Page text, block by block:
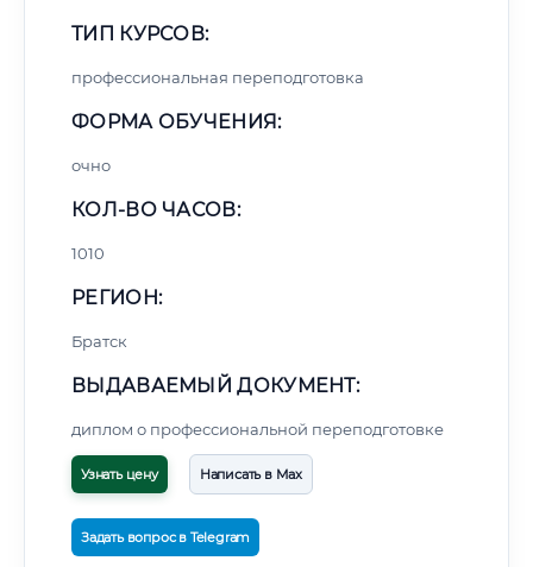
ТИП КУРСОВ:
профессиональная переподготовка
ФОРМА ОБУЧЕНИЯ:
очно
КОЛ-ВО ЧАСОВ:
1010
РЕГИОН:
Братск
ВЫДАВАЕМЫЙ ДОКУМЕНТ:
диплом о профессиональной переподготовке
Узнать цену Написать в Max
Задать вопрос в Telegram